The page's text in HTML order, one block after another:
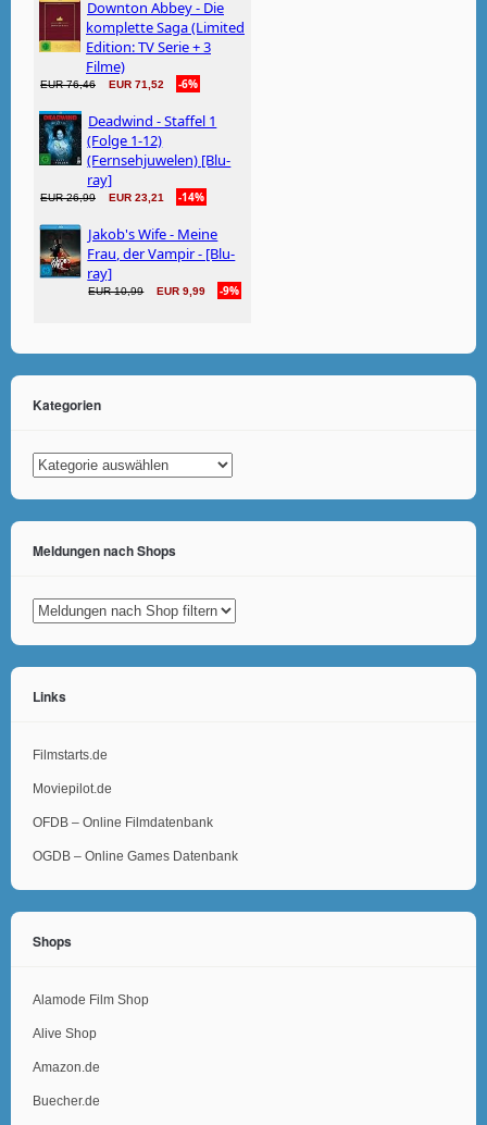
Kategorien
Kategorien
Meldungen nach Shops
Links
Filmstarts.de
Moviepilot.de
OFDB – Online Filmdatenbank
OGDB – Online Games Datenbank
Shops
Alamode Film Shop
Alive Shop
Amazon.de
Buecher.de